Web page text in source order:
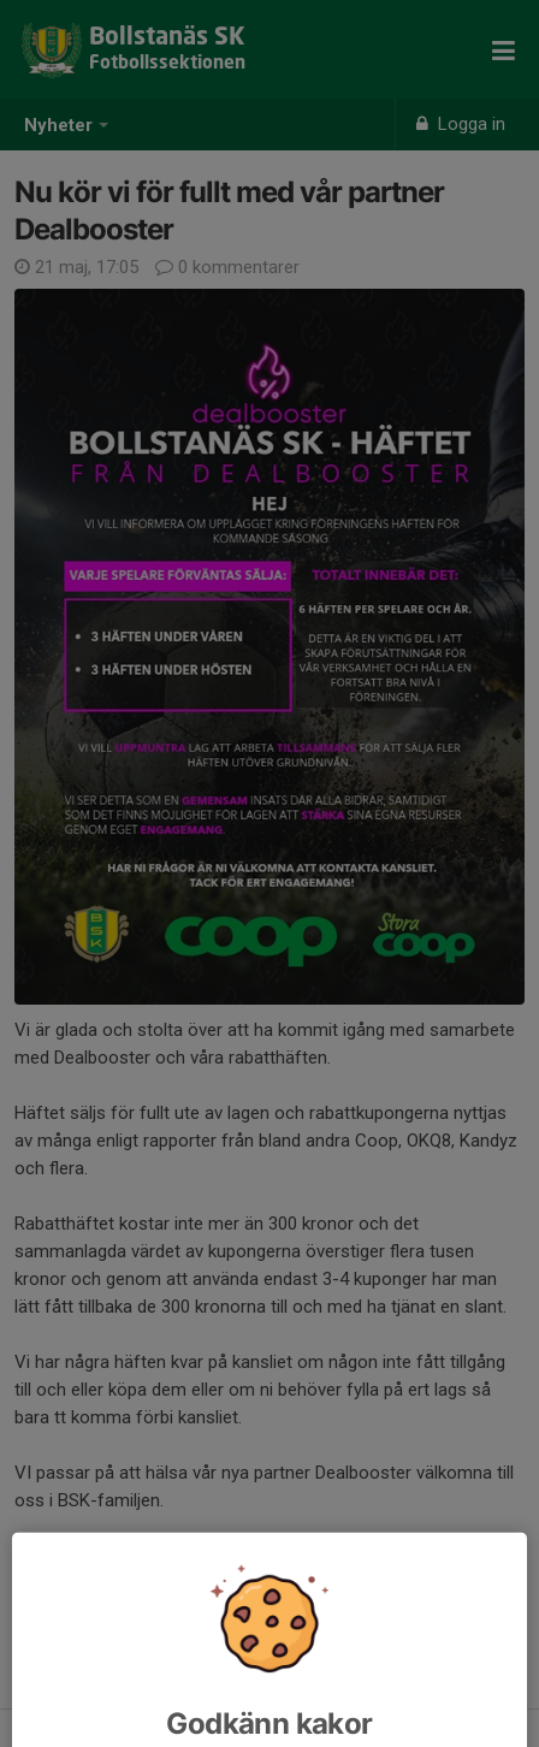
Nyheter Logga in
Bollstanäs SK
Fotbollssektionen
Nu kör vi för fullt med vår partner
Dealbooster
21 maj, 17:05 0 kommentarer
Vi är glada och stolta över att ha kommit igång med samarbete
med Dealbooster och våra rabatthäften.
Häftet säljs för fullt ute av lagen och rabattkupongerna nyttjas
av många enligt rapporter från bland andra Coop, OKQ8, Kandyz
och flera.
Rabatthäftet kostar inte mer än 300 kronor och det
sammanlagda värdet av kupongerna överstiger flera tusen
kronor och genom att använda endast 3-4 kuponger har man
lätt fått tillbaka de 300 kronorna till och med ha tjänat en slant.
Vi har några häften kvar på kansliet om någon inte fått tillgång
till och eller köpa dem eller om ni behöver fylla på ert lags så
bara tt komma förbi kansliet.
VI passar på att hälsa vår nya partner Dealbooster välkomna till
oss i BSK-familjen.
Godkänn kakor